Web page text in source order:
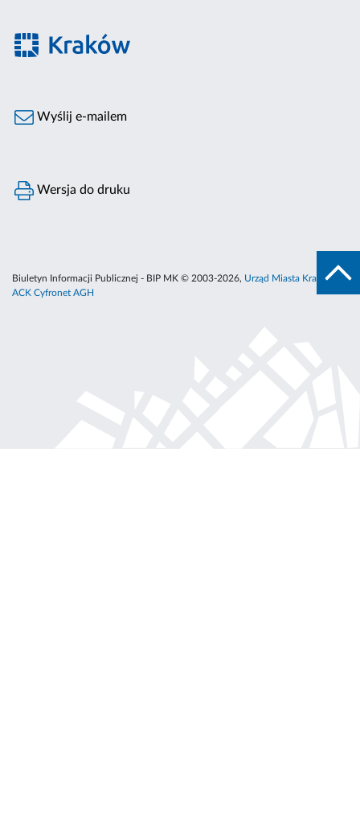
Wyślij e-mailem
Wersja do druku
Biuletyn Informacji Publicznej - BIP MK © 2003-2026, Urząd Miasta Krakowa
ACK Cyfronet AGH